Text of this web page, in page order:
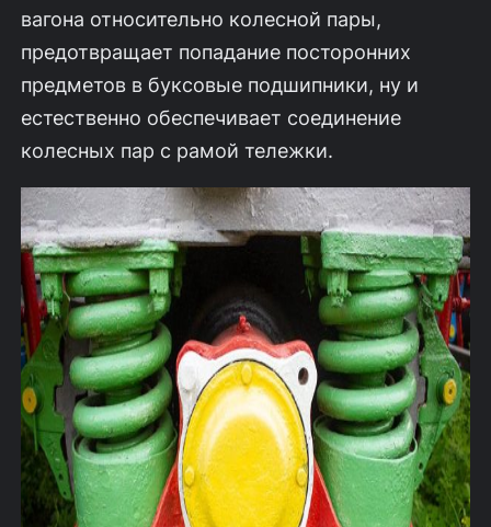
вагона относительно колесной пары,
предотвращает попадание посторонних
предметов в буксовые подшипники, ну и
естественно обеспечивает соединение
колесных пар с рамой тележки.